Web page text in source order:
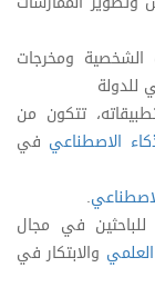
الشخصية ومخرجات
للدولة
تتكون من
الاصطناعي في
.
في مجال
والابتكار في